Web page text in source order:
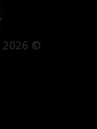
© 2026 - כל הזכויות שמורות.